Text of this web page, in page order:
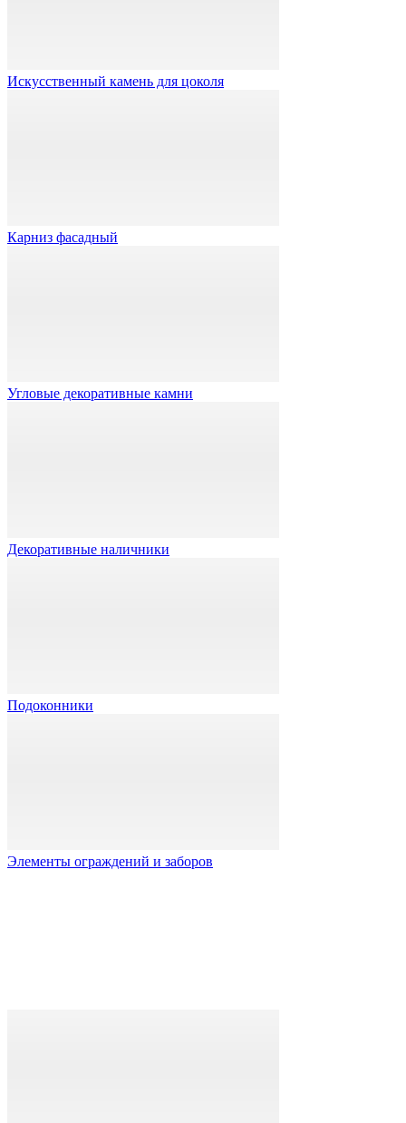
Искусственный камень для цоколя
Карниз фасадный
Угловые декоративные камни
Декоративные наличники
Подоконники
Элементы ограждений и заборов